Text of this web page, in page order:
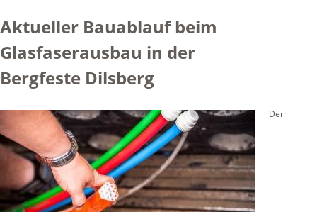
Aktueller Bauablauf beim
Glasfaserausbau in der
Bergfeste Dilsberg
Der